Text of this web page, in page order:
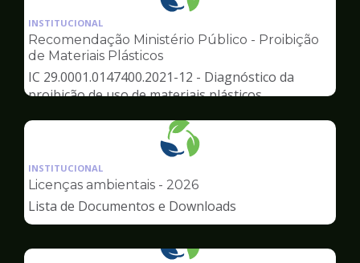
pagina
Meio
Ambiente
INSTITUCIONAL
Recomendação Ministério Público - Proibição
de Materiais Plásticos
IC 29.0001.0147400.2021-12 - Diagnóstico da
proibição de uso de materiais plásticos
Ilustração
pagina
Meio
INSTITUCIONAL
Licenças ambientais - 2026
Lista de Documentos e Downloads
Ilustração